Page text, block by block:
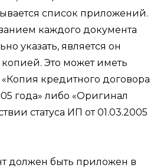
список приложений.
каждого документа
указать, является он
Это может иметь
кредитного договора
года» либо «Оригинал
статуса ИП от 01.03.2005
должен быть приложен в